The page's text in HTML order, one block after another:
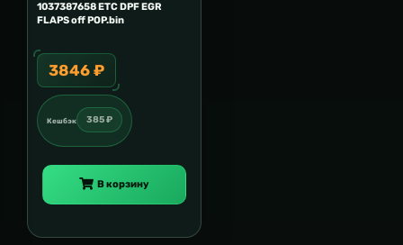
1037387658 ETC DPF EGR
FLAPS off POP.bin
3846 ₽
Кешбэк 385 ₽
В корзину